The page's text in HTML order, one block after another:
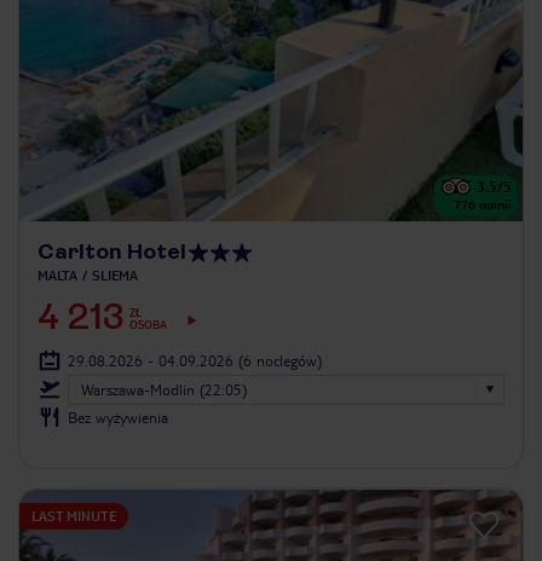
3.5/5
776 opinii
Carlton Hotel
MALTA SLIEMA
4 213 ZŁ
OSOBA
29.08.2026 - 04.09.2026 (6 noclegów)
Warszawa-Modlin (22:05)
Bez wyżywienia
LAST MINUTE